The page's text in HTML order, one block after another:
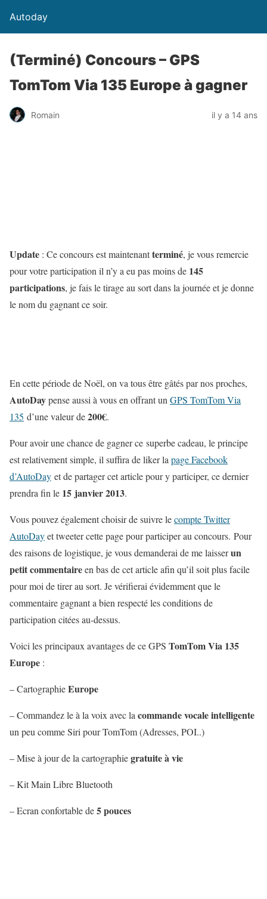
Autoday
(Terminé) Concours – GPS
TomTom Via 135 Europe à gagner
Romain il y a 14 ans
Update : Ce concours est maintenantterminé, je vous remercie
pour votre participation il n’y a eu pas moins de 145
participations, je fais le tirage au sort dans la journée et je donne
le nom du gagnantce soir.
En cette période de Noël, on va tous être gâtés par nos proches,
AutoDaypense aussi à vous en offrant un GPS TomTom Via
135 d’une valeur de200€.
Pour avoir une chance de gagner ce superbe cadeau, le principe
est relativement simple, il suffira de liker la page Facebook
d’AutoDay et de partager cet article pour y participer, ce dernier
prendra fin le 15 janvier 2013.
Vous pouvez également choisir de suivre lecompte Twitter
AutoDayet tweeter cette page pour participer au concours. Pour
des raisons de logistique, je vous demanderai de me laisserun
petit commentaireen bas de cet article afin qu’il soit plus facile
pour moi de tirer au sort. Je vérifierai évidemment que le
commentaire gagnant a bien respecté les conditions de
participation citées au-dessus.
Voici les principaux avantages de ce GPS TomTom Via 135
Europe :
– CartographieEurope
– Commandez le à la voix avec la commande vocale intelligente
un peu comme Siri pour TomTom (Adresses, POI..)
– Mise à jour de la cartographiegratuite à vie
– Kit Main Libre Bluetooth
– Ecran confortable de5 pouces